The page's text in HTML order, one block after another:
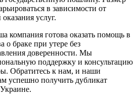
в зависимости от
услуг.
компания готова оказать помощь в
о браке при утере без
доверенности. Мы
поддержку и консультацию
Обратитесь к нам, и наши
успешно получить дубликат